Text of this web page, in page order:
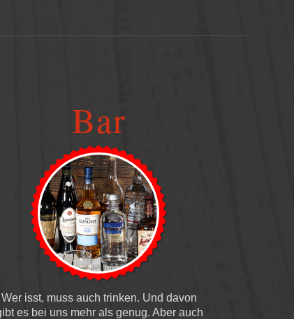
Bar
Wer isst, muss auch trinken. Und davon
es bei uns mehr als genug. Aber auch